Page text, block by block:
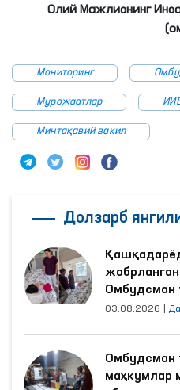
Олий Мажлиснинг
Мониторинг
Мурожаатлар
Минтақавий вакил
Долзарб
жабрланган
Омбудсман
03.08.2026
Омбудсман
маҳкумлар